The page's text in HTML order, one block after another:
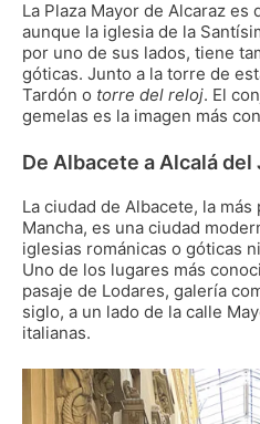
La Plaza Mayor de Alcaraz
aunque la iglesia de la
por uno de sus lados, tiene
góticas. Junto a la torre de
Tardón o torre del reloj. El
gemelas es la imagen más
De Albacete a Alcalá
La ciudad de Albacete, la
Mancha, es una ciudad
iglesias románicas o góticas
Uno de los lugares más
pasaje de Lodares, galería
siglo, a un lado de la calle
italianas.